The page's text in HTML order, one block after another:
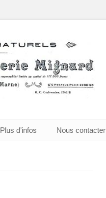
Plus d’infos Nous contacter